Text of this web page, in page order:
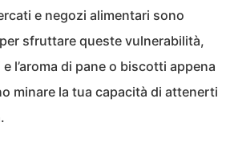
e negozi alimentari sono
sfruttare queste vulnerabilità,
l’aroma di pane o biscotti appena
minare la tua capacità di attenerti